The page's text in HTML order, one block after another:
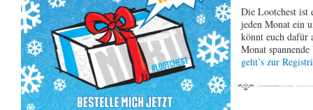
Die Lootchest ist
jeden Monat ein
könnt euch dafür
Monat
geht’s zur